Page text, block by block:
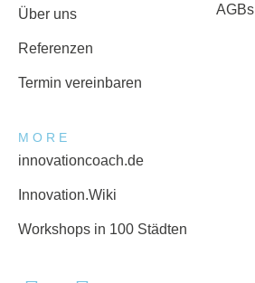
Über uns
Referenzen
Termin vereinbaren
AGBs
MORE
innovationcoach.de
Innovation.Wiki
Workshops in 100 Städten